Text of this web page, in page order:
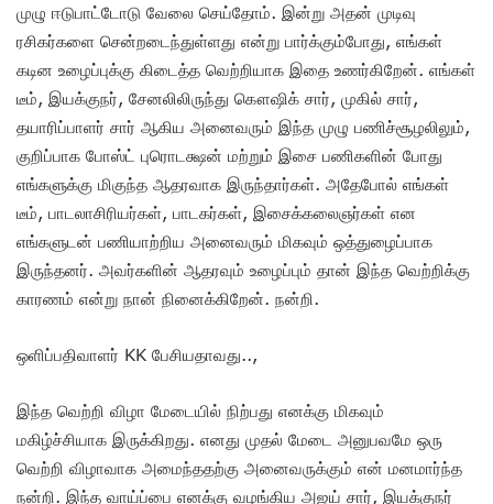
முழு ஈடுபாட்டோடு வேலை செய்தோம். இன்று அதன் முடிவு
ரசிகர்களை சென்றடைந்துள்ளது என்று பார்க்கும்போது, எங்கள்
கடின உழைப்புக்கு கிடைத்த வெற்றியாக இதை உணர்கிறேன். எங்கள்
டீம், இயக்குநர், சேனலிலிருந்து கௌஷிக் சார், முகில் சார்,
தயாரிப்பாளர் சார் ஆகிய அனைவரும் இந்த முழு பணிச்சூழலிலும்,
குறிப்பாக போஸ்ட் புரொடக்ஷன் மற்றும் இசை பணிகளின் போது
எங்களுக்கு மிகுந்த ஆதரவாக இருந்தார்கள். அதேபோல் எங்கள்
டீம், பாடலாசிரியர்கள், பாடகர்கள், இசைக்கலைஞர்கள் என
எங்களுடன் பணியாற்றிய அனைவரும் மிகவும் ஒத்துழைப்பாக
இருந்தனர். அவர்களின் ஆதரவும் உழைப்பும் தான் இந்த வெற்றிக்கு
காரணம் என்று நான் நினைக்கிறேன். நன்றி.
ஒளிப்பதிவாளர் KK பேசியதாவது..,
இந்த வெற்றி விழா மேடையில் நிற்பது எனக்கு மிகவும்
மகிழ்ச்சியாக இருக்கிறது. எனது முதல் மேடை அனுபவமே ஒரு
வெற்றி விழாவாக அமைந்ததற்கு அனைவருக்கும் என் மனமார்ந்த
நன்றி. இந்த வாய்ப்பை எனக்கு வழங்கிய அஜய் சார், இயக்குநர்